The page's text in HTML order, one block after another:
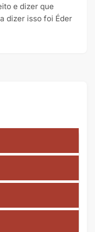
e dizer que
dizer isso foi Éder